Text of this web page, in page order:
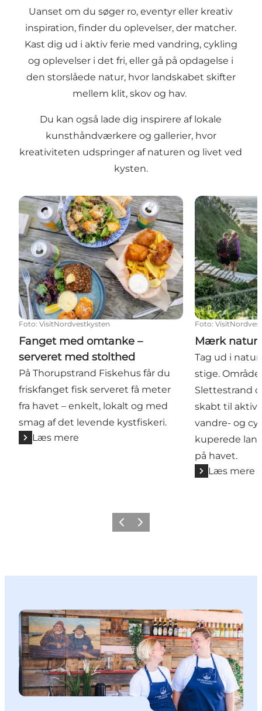
Uanset om du søger ro, eventyr eller kreativ
inspiration, finder du oplevelser, der matcher.
Kast dig ud i aktiv ferie med vandring, cykling
og oplevelser i det fri, eller gå på opdagelse i
den storslåede natur, hvor landskabet skifter
mellem klit, skov og hav.
Du kan også lade dig inspirere af lokale
kunsthåndværkere og gallerier, hvor
kreativiteten udspringer af naturen og livet ved
kysten.
Fanget med omtanke – serveret med stolthed
Foto: VisitNordvestkysten
Fanget med omtanke –
serveret med stolthed
På Thorupstrand Fiskehus får du
friskfanget fisk serveret få meter
fra havet – enkelt, lokalt og med
smag af det levende kystfiskeri.
Læs mere
Mærk
Foto:
Mærk
Tag ud i
stige.
Slettestrand
skabt til
vandre- og
kuperede
på havet.
Læs mere
ForrigeNæste